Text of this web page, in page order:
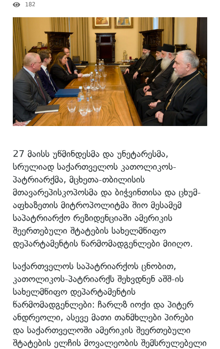
182
27 მაისს უწმინდესმა და უნეტარესმა,
სრულიად საქართველოს კათოლიკოს-
პატრიარქმა, მცხეთა-თბილისის
მთავარეპისკოპოსმა და ბიჭვინთისა და ცხუმ-
აფხაზეთის მიტროპოლიტმა შიო მესამემ
საპატრიარქო რეზიდენციაში ამერიკის
შეერთებული შტატების სახელმწიფო
დეპარტამენტის წარმომადგენლები მიიღო.
საქართველოს საპატრიარქოს ცნობით,
კათოლიკოს-პატრიარქს შეხვდნენ აშშ-ის
სახელმწიფო დეპარტამენტის
წარმომადგენლები: ჩარლზ იოქი და პიტერ
ანდრეოლი, ასევე მათი თანმხლები პირები
და საქართველოში ამერიკის შეერთებული
შტატების ელჩის მოვალეობის შემსრულებელი